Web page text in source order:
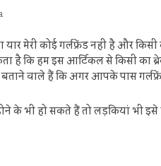
मेरी कोई गर्लफ्रेंड नहीं है और
है कि हम इस आर्टिकल से किसी का
वाले हैं कि अगर आपके पास
के भी हो सकते हैं तो लड़कियां भी